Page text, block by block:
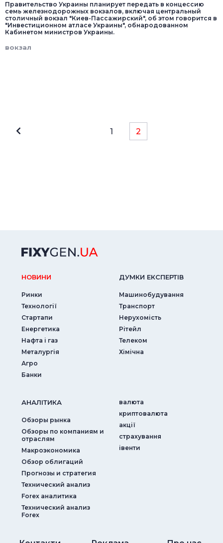
Правительство Украины планирует передать в концессию
семь железнодорожных вокзалов, включая центральный
столичный вокзал "Киев-Пассажирский", об этом говорится в
"Инвестиционном атласе Украины", обнародованном
Кабинетом министров Украины.
вокзал
1 2
НОВИНИ
Ринки
Технології
Стартапи
Енергетика
Нафта і газ
Металургія
Агро
Банки
ДУМКИ ЕКСПЕРТIВ
Машинобудування
Транспорт
Нерухомість
Рітейл
Телеком
Хімічна
АНАЛIТИКА
Обзоры рынка
Обзоры по компаниям и
отраслям
Макроэкономика
Обзор облигаций
Прогнозы и стратегия
Технический анализ
Forex аналитика
Технический анализ
Forex
валюта
криптовалюта
акції
страхування
iвенти